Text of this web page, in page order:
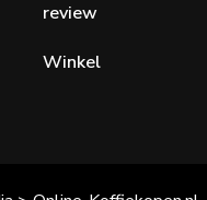
review
Winkel